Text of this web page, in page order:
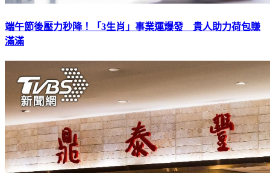
端午節後壓力秒降！「3生肖」事業運爆發 貴人助力荷包賺
滿滿